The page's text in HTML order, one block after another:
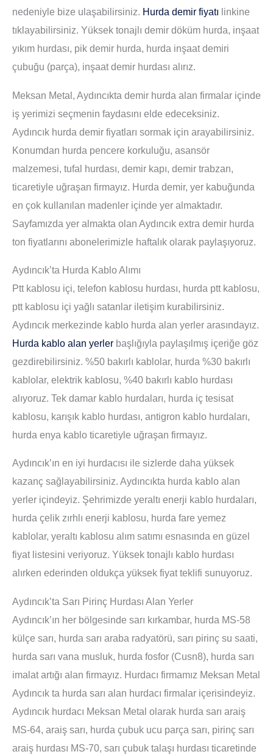
nedeniyle bize ulaşabilirsiniz. Hurda demir fiyatı linkine
tıklayabilirsiniz. Yüksek tonajlı demir döküm hurda, inşaat
yıkım hurdası, pik demir hurda, hurda inşaat demiri
çubuğu (parça), inşaat demir hurdası alırız.
Meksan Metal, Aydıncıkta demir hurda alan firmalar içinde
iş yerimizi seçmenin faydasını elde edeceksiniz.
Aydıncık hurda demir fiyatları sormak için arayabilirsiniz.
Konumdan hurda pencere korkuluğu, asansör
malzemesi, tufal hurdası, demir kapı, demir trabzan,
ticaretiyle uğraşan firmayız. Hurda demir, yer kabuğunda
en çok kullanılan madenler içinde yer almaktadır.
Sayfamızda yer almakta olan Aydıncık extra demir hurda
ton fiyatlarını abonelerimizle haftalık olarak paylaşıyoruz.
Aydıncık’ta Hurda Kablo Alımı
Ptt kablosu içi, telefon kablosu hurdası, hurda ptt kablosu,
ptt kablosu içi yağlı satanlar iletişim kurabilirsiniz.
Aydıncık merkezinde kablo hurda alan yerler arasındayız.
Hurda kablo alan yerler başlığıyla paylaşılmış içeriğe göz
gezdirebilirsiniz. %50 bakırlı kablolar, hurda %30 bakırlı
kablolar, elektrik kablosu, %40 bakırlı kablo hurdası
alıyoruz. Tek damar kablo hurdaları, hurda iç tesisat
kablosu, karışık kablo hurdası, antigron kablo hurdaları,
hurda enya kablo ticaretiyle uğraşan firmayız.
Aydıncık’ın en iyi hurdacısı ile sizlerde daha yüksek
kazanç sağlayabilirsiniz. Aydıncıkta hurda kablo alan
yerler içindeyiz. Şehrimizde yeraltı enerji kablo hurdaları,
hurda çelik zırhlı enerji kablosu, hurda fare yemez
kablolar, yeraltı kablosu alım satımı esnasında en güzel
fiyat listesini veriyoruz. Yüksek tonajlı kablo hurdası
alırken ederinden oldukça yüksek fiyat teklifi sunuyoruz.
Aydıncık’ta Sarı Pirinç Hurdası Alan Yerler
Aydıncık’ın her bölgesinde sarı kırkambar, hurda MS-58
külçe sarı, hurda sarı araba radyatörü, sarı pirinç su saati,
hurda sarı vana musluk, hurda fosfor (Cusn8), hurda sarı
imalat artığı alan firmayız. Hurdacı firmamız Meksan Metal
Aydıncık ta hurda sarı alan hurdacı firmalar içerisindeyiz.
Aydıncık hurdacı Meksan Metal olarak hurda sarı araiş
MS-64, araiş sarı, hurda çubuk ucu parça sarı, pirinç sarı
araiş hurdası MS-70, sarı çubuk talaşı hurdası ticaretinde